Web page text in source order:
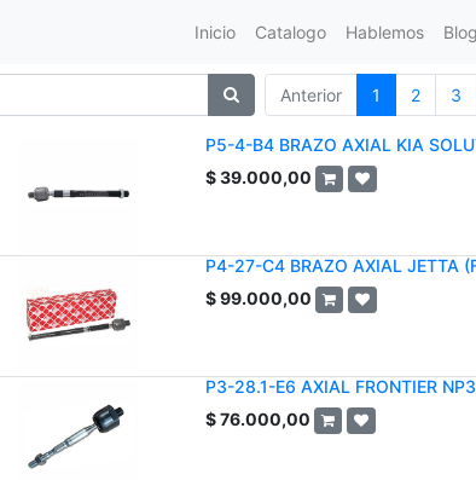
Inicio Catalogo Hablemos Blog
Anterior 1 2 3
P5-4-B4 BRAZO AXIAL KIA
$39.000,00
P4-27-C4 BRAZO AXIAL JETTA
$99.000,00
P3-28.1-E6 AXIAL FRONTIER
$76.000,00